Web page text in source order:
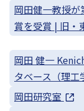
岡田健一教授
賞を受賞 | 旧・
岡田 健一
タベース（理工
岡田研究室